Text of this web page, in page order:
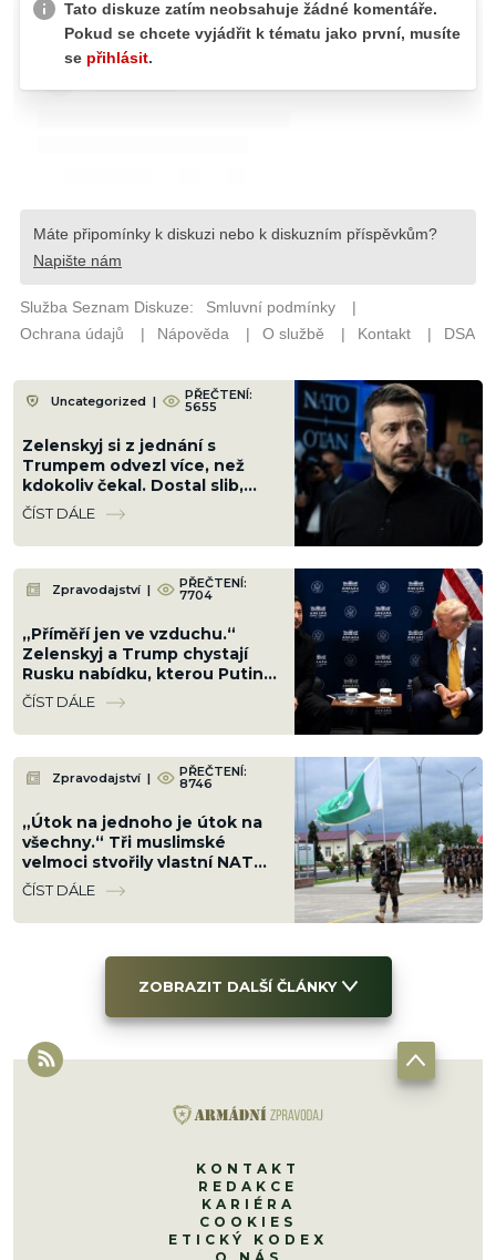
Uncategorized | PŘEČTENÍ:
5655
Zelenskyj si z jednání s
Trumpem odvezl více, než
kdokoliv čekal. Dostal slib,
který mění pravidla hry
ČÍST DÁLE
Zpravodajství | PŘEČTENÍ:
7704
„Příměří jen ve vzduchu.“
Zelenskyj a Trump chystají
Rusku nabídku, kterou Putin
už jednou smetl ze stolu
ČÍST DÁLE
Zpravodajství | PŘEČTENÍ:
8746
„Útok na jednoho je útok na
všechny.“ Tři muslimské
velmoci stvořily vlastní NATO.
Írán zuří: „Papír vás
neochrání“
ČÍST DÁLE
ZOBRAZIT DALŠÍ ČLÁNKY
KONTAKT
REDAKCE
KARIÉRA
COOKIES
ETICKÝ KODEX